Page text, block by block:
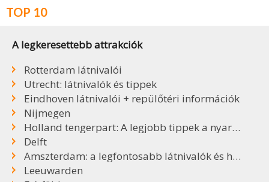
TOP 10
A legkeresettebb attrakciók
Rotterdam látnivalói
Utrecht: látnivalók és tippek
Eindhoven látnivalói + repülőtéri információk
Nijmegen
Holland tengerpart: A legjobb tippek a nyaraláshoz
Delft
Amszterdam: a legfontosabb látnivalók és hasznos tudnivalók
Leeuwarden